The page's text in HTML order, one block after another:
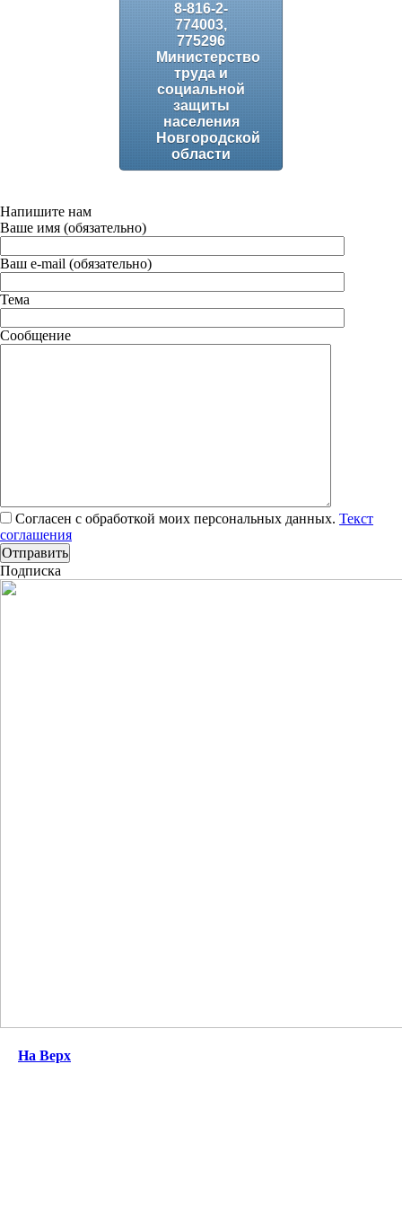
8-816-2-
774003,
775296
Министерство
труда и
социальной
защиты
населения
Новгородской
области
Напишите нам
Ваше имя (обязательно)
Ваш e-mail (обязательно)
Тема
Сообщение
Согласен с обработкой моих персональных данных. Текст
соглашения
Подписка
На Верх